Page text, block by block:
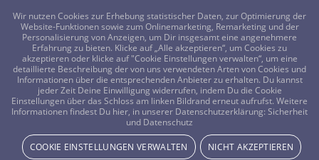
FRAGEN? KOSTENLOS ANRUFEN: 0800-8478266
Mindfulness Based Stress
Reduction – MBSR
ENERGIE & LICHT
Wir nutzen Cookies zur Erhebung statistischer Daten, zur Optimierung der
Website-Funktionen sowie zum Onlinemarketing, Remarketing und der
Personalisierung von Anzeigen, um Dir insgesamt eine angenehmere
Erfahrung zu bieten. Klicke auf „Alle akzeptieren“, um Cookies zu
akzeptieren oder klicke auf "Cookie Einstellungen verwalten“, um eine
detaillierte Beschreibung der von uns verwendeten Arten von Cookies und
Informationen über die entsprechenden Anbieter zu erhalten. Du kannst
jeder Zeit Deine Einwilligung widerrufen, indem Du die Cookie
Einstellungen über das Schloss am linken Bildrand erneut aufrufst. Weitere
Informationen findest Du hier, in unserer Datenschutzerklärung: Sicherheit
und Datenschutz
COOKIE EINSTELLUNGEN VERWALTEN NICHT AKZEPTIEREN